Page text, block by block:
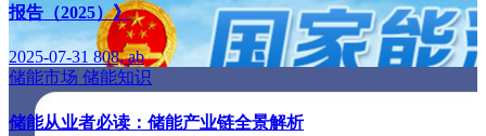
报告（2025）》
2025-07-31 808, ab
储能市场 储能知识
储能从业者必读：储能产业链全景解析